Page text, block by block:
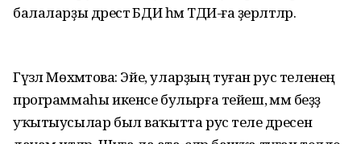
балаларҙы дәрестә БДИ һәм ТДИ-ға әҙерләтәләр.
Гүзәл Мөхәмәтова: Эйе, уларҙың туған рус теленең
программаһы икенсе булырға тейеш, әммә беҙҙә
уҡытыусылар был ваҡытта рус теле дәресен